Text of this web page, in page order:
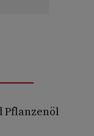
Pflanzenöl